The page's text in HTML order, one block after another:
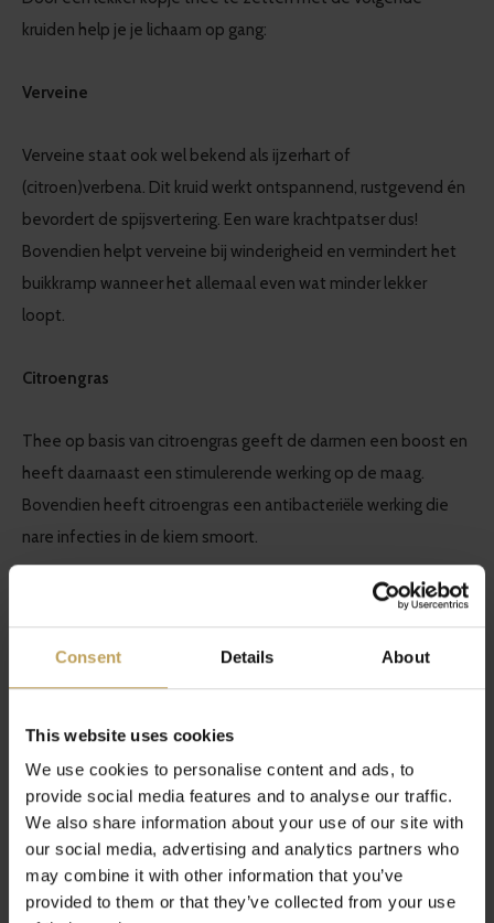
Consent Details About
This website uses cookies
We use cookies to personalise content and ads, to
provide social media features and to analyse our traffic.
We also share information about your use of our site with
our social media, advertising and analytics partners who
may combine it with other information that you’ve
provided to them or that they’ve collected from your use
kruiden help je je lichaam op gang:
Verveine
Verveine staat ook wel bekend als ijzerhart of
(citroen)verbena. Dit kruid werkt ontspannend, rustgevend én
bevordert de spijsvertering. Een ware krachtpatser dus!
Bovendien helpt verveine bij winderigheid en vermindert het
buikkramp wanneer het allemaal even wat minder lekker
loopt.
Citroengras
Thee op basis van citroengras geeft de darmen een boost en
heeft daarnaast een stimulerende werking op de maag.
Bovendien heeft citroengras een antibacteriële werking die
nare infecties in de kiem smoort.
Gembertheehelpt tegen een opgeblazen gevoel en
bevordert niet alleen de spijsvertering, maar ook de
speekselaanmaak waardoor alles wat je eet makkelijker
verwerkt kan worden. Als dat geen goede combinatie is…! Ook
het hart- en bloedvatenstelsel krijgt een oppepper van deze
wonderwortel.
Wil je je spijsvertering en stoelgang even een goede reset
geven na een periode van misschien wat ongezonder leven?